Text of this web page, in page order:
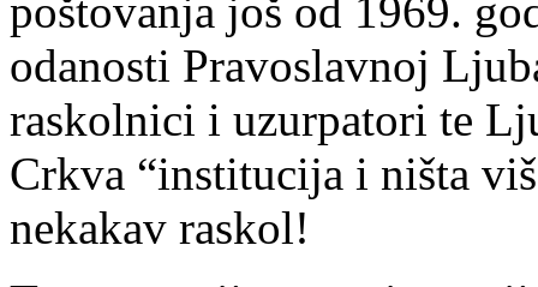
poštovanja još od 1969.
odanosti Pravoslavnoj
raskolnici i uzurpatori te
Crkva “institucija i ništa
nekakav raskol!